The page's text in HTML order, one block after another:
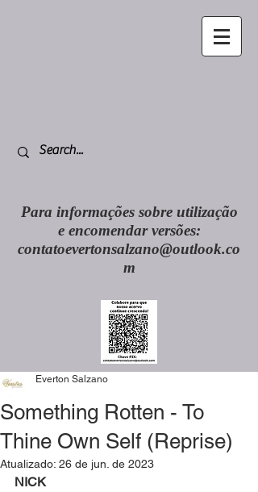
Para informações sobre utilização
e encomendar versões:
contatoevertonsalzano@outlook.co
m
Something Rotten - To
Thine Own Self (Reprise)
Everton Salzano
Atualizado: 26 de jun. de 2023
NICK